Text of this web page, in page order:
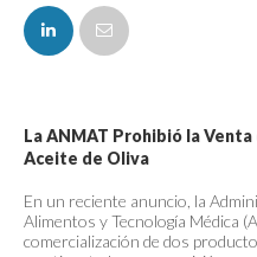
FACEBOOK
La ANMAT Prohibió la
Aceite de Oliva
En un reciente anuncio, la
Alimentos y Tecnología Médica
comercialización de dos